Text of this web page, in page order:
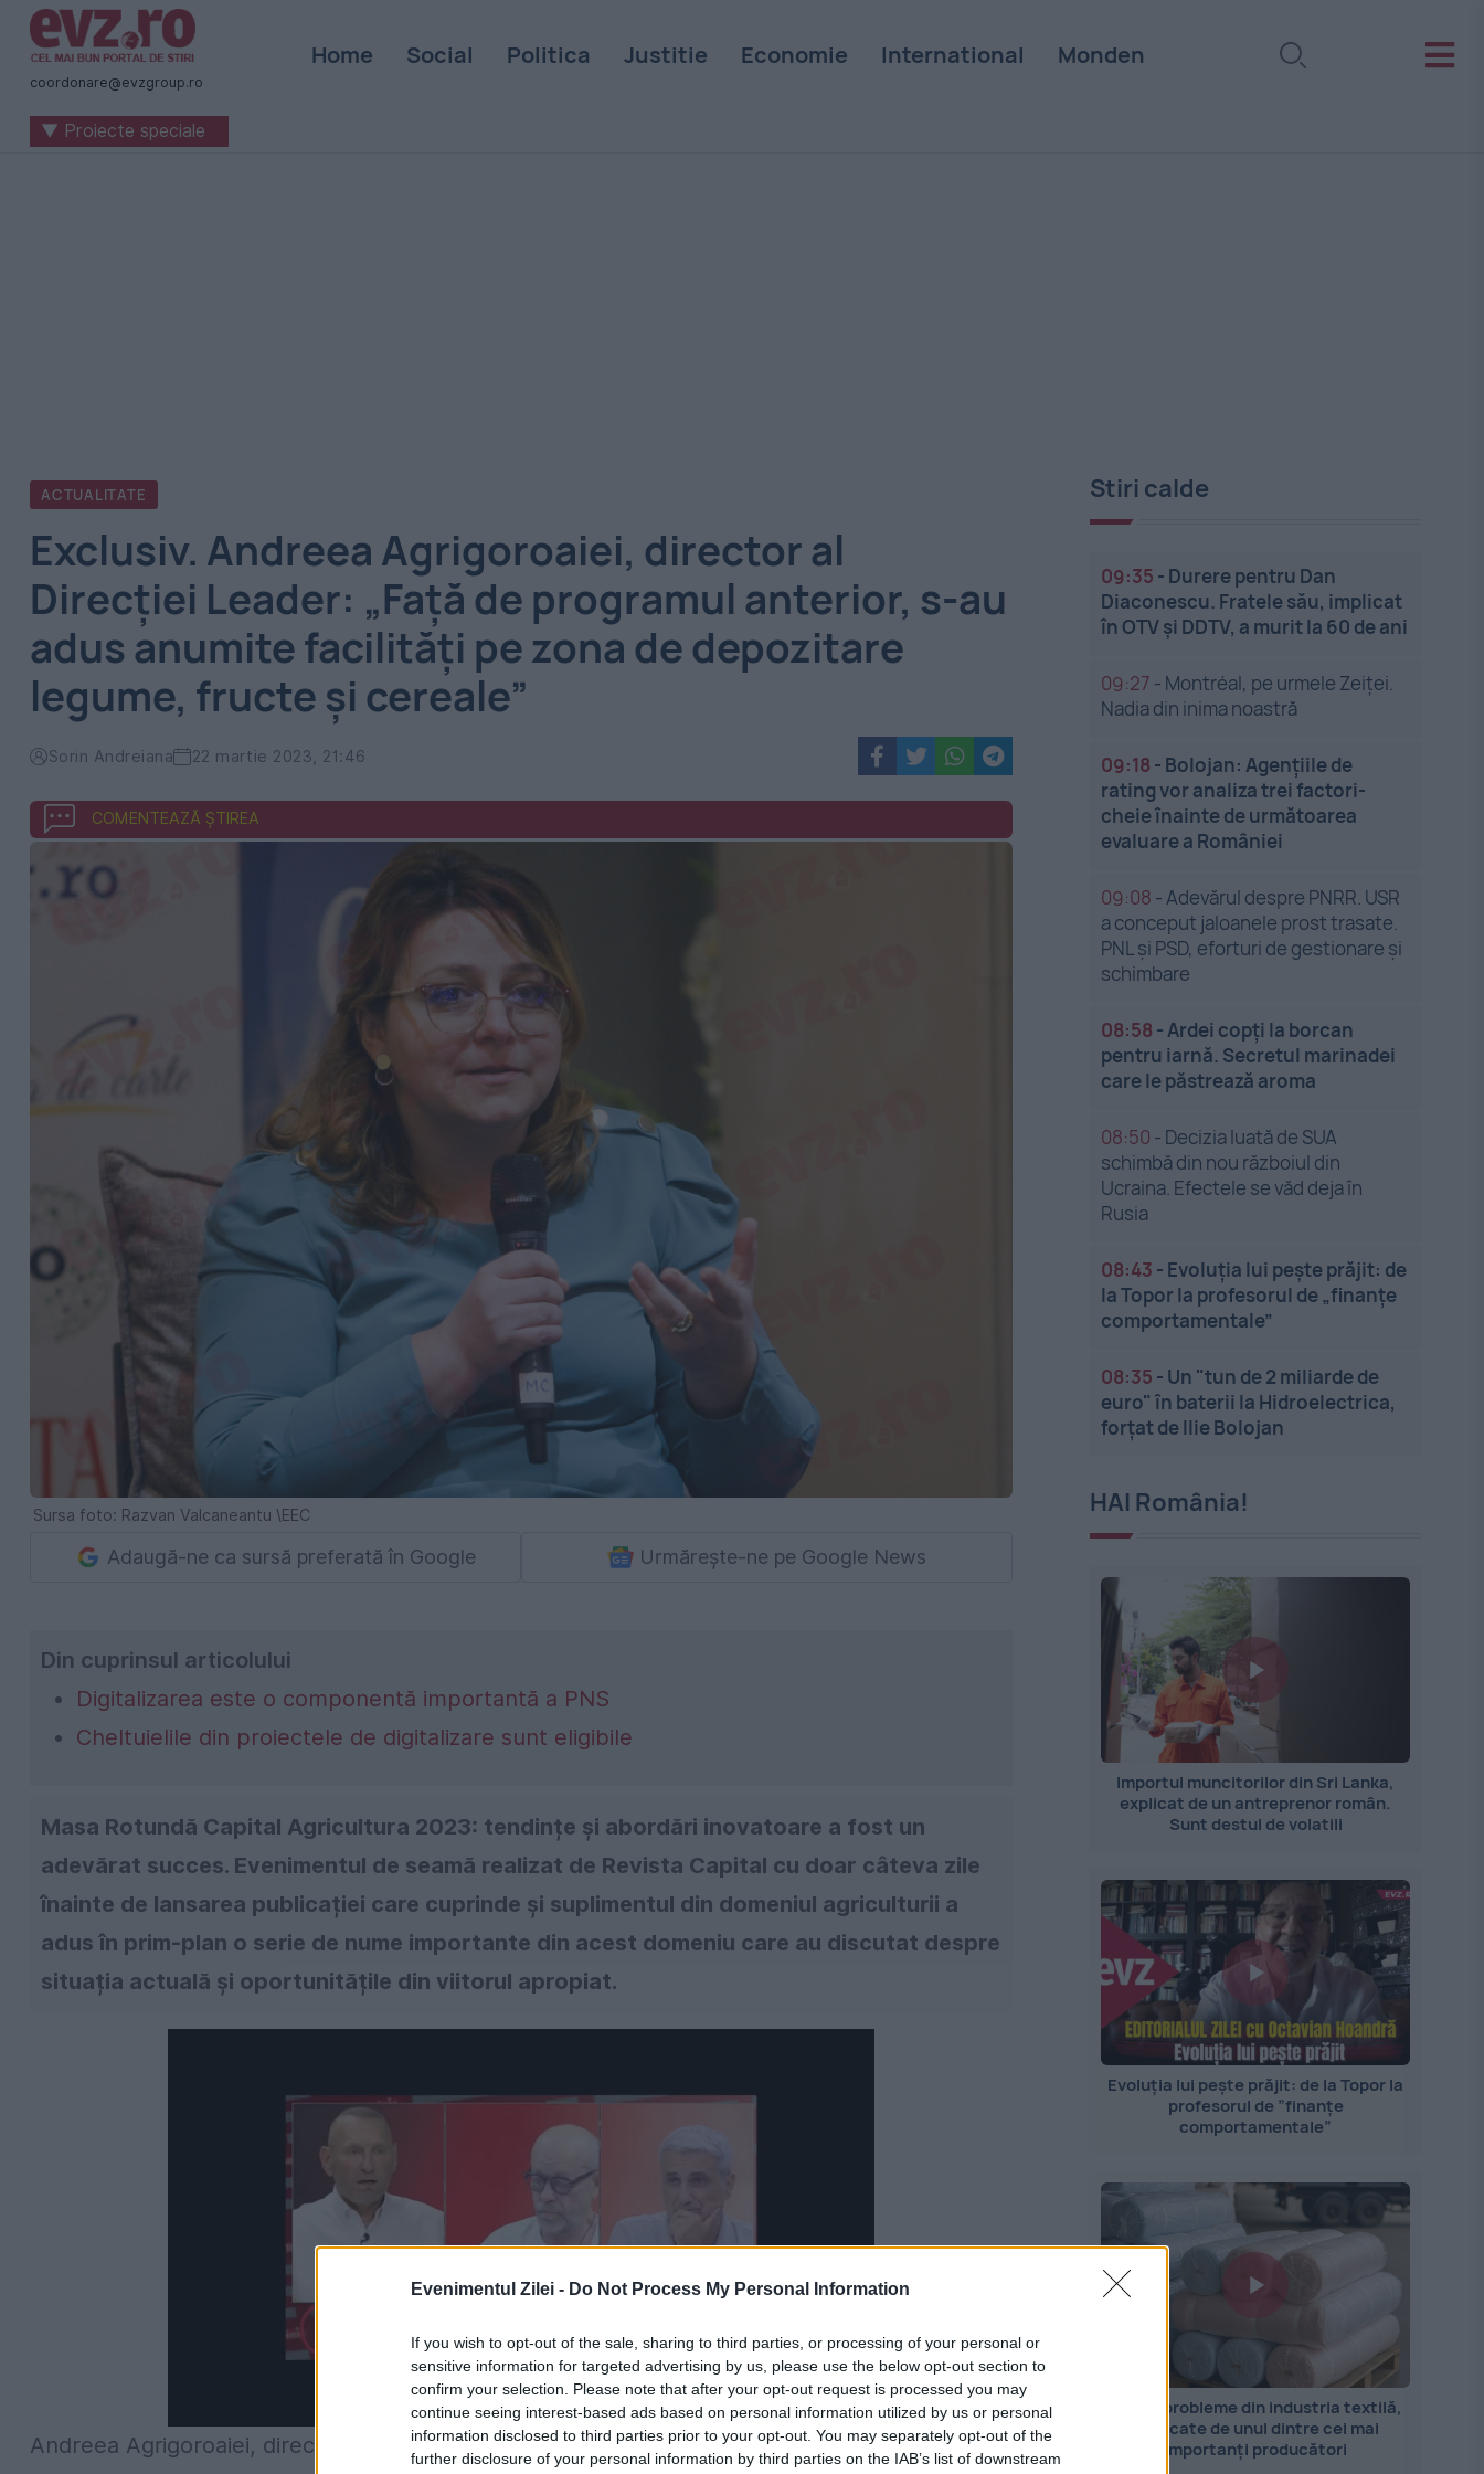
Evenimentul Zilei - Do Not Process My Personal Information
If you wish to opt-out of the sale, sharing to third parties, or processing of your personal or
sensitive information for targeted advertising by us, please use the below opt-out section to
confirm your selection. Please note that after your opt-out request is processed you may
continue seeing interest-based ads based on personal information utilized by us or personal
information disclosed to third parties prior to your opt-out. You may separately opt-out of the
further disclosure of your personal information by third parties on the IAB’s list of downstream
Știri
naționale
internaționale
coordonare@evzgroup.ro
Home Social Politica Justitie Economie International Monden
▼ Proiecte speciale
ACTUALITATE
Exclusiv. Andreea Agrigoroaiei, director al
Direcției Leader: „Față de programul anterior, s-au
adus anumite facilități pe zona de depozitare
legume, fructe și cereale”
Sorin Andreiana 22 martie 2023, 21:46
COMENTEAZĂ ȘTIREA
Sursa foto: Razvan Valcaneantu \EEC
Adaugă-ne ca sursă preferată în Google Urmărește-ne pe Google News
Din cuprinsul articolului
Digitalizarea este o componentă importantă a PNS
Cheltuielile din proiectele de digitalizare sunt eligibile
Masa Rotundă Capital Agricultura 2023: tendințe și abordări inovatoare a fost un
adevărat succes. Evenimentul de seamă realizat de Revista Capital cu doar câteva zile
înainte de lansarea publicației care cuprinde și suplimentul din domeniul agriculturii a
adus în prim-plan o serie de nume importante din acest domeniu care au discutat despre
situația actuală și oportunitățile din viitorul apropiat.
Andreea Agrigoroaiei, director al Direcției Leader, măsuri de mediu, climă și investiții din
Stiri calde
09:35 - Durere pentru Dan
Diaconescu. Fratele său, implicat
în OTV și DDTV, a murit la 60 de ani
09:27 - Montréal, pe urmele Zeiței.
Nadia din inima noastră
09:18 - Bolojan: Agențiile de
rating vor analiza trei factori-
cheie înainte de următoarea
evaluare a României
09:08 -Adevărul despre PNRR. USR
a conceput jaloanele prost trasate.
PNL și PSD, eforturi de gestionare și
schimbare
08:58 -Ardei copți la borcan
pentru iarnă. Secretul marinadei
care le păstrează aroma
08:50 - Decizia luată de SUA
schimbă din nou războiul din
Ucraina. Efectele se văd deja în
Rusia
08:43 - Evoluția lui pește prăjit: de
la Topor la profesorul de „finanțe
comportamentale”
08:35 - Un "tun de 2 miliarde de
euro" în baterii la Hidroelectrica,
forțat de Ilie Bolojan
HAI România!
Importul muncitorilor din Sri Lanka,
explicat de un antreprenor român.
Sunt destul de volatili
Evoluția lui pește prăjit: de la Topor la
profesorul de ”finanțe
comportamentale”
Marile probleme din industria textilă,
explicate de unul dintre cei mai
importanți producători